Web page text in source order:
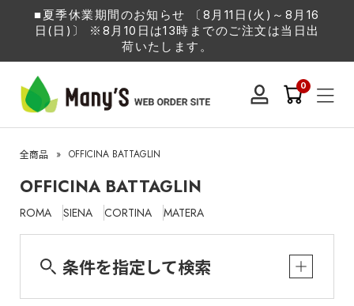
■夏季休業期間のお知らせ 〔8月11日(火)～8月16
日(日)〕 ※8月10日は13時までのご注文は当日出
荷いたします。
0
全商品 » OFFICINA BATTAGLIN
OFFICINA BATTAGLIN
ROMA SIENA CORTINA MATERA
条件を指定して検索